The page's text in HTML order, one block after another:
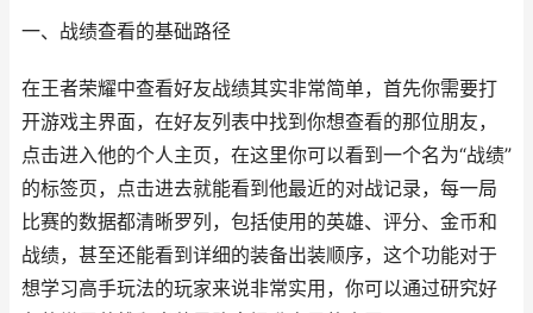
一、战绩查看的基础路径
在王者荣耀中查看好友战绩其实非常简单，首先你需要打
开游戏主界面，在好友列表中找到你想查看的那位朋友，
点击进入他的个人主页，在这里你可以看到一个名为“战绩”
的标签页，点击进去就能看到他最近的对战记录，每一局
比赛的数据都清晰罗列，包括使用的英雄、评分、金币和
战绩，甚至还能看到详细的装备出装顺序，这个功能对于
想学习高手玩法的玩家来说非常实用，你可以通过研究好